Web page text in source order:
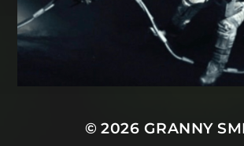
© 2026 GRANNY